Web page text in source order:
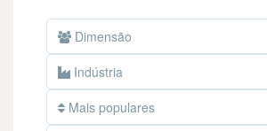
Dimensão
Indústria
Mais populares